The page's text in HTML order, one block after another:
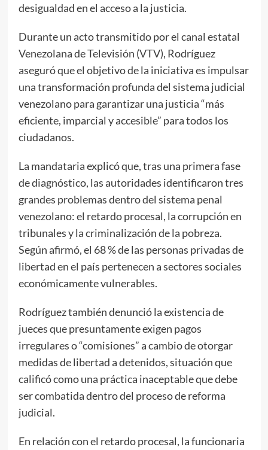
desigualdad en el acceso a la justicia.
Durante un acto transmitido por el canal estatal
Venezolana de Televisión (VTV), Rodríguez
aseguró que el objetivo de la iniciativa es impulsar
una transformación profunda del sistema judicial
venezolano para garantizar una justicia “más
eficiente, imparcial y accesible” para todos los
ciudadanos.
La mandataria explicó que, tras una primera fase
de diagnóstico, las autoridades identificaron tres
grandes problemas dentro del sistema penal
venezolano: el retardo procesal, la corrupción en
tribunales y la criminalización de la pobreza.
Según afirmó, el 68 % de las personas privadas de
libertad en el país pertenecen a sectores sociales
económicamente vulnerables.
Rodríguez también denunció la existencia de
jueces que presuntamente exigen pagos
irregulares o “comisiones” a cambio de otorgar
medidas de libertad a detenidos, situación que
calificó como una práctica inaceptable que debe
ser combatida dentro del proceso de reforma
judicial.
En relación con el retardo procesal, la funcionaria